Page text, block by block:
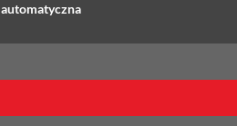
automatyczna